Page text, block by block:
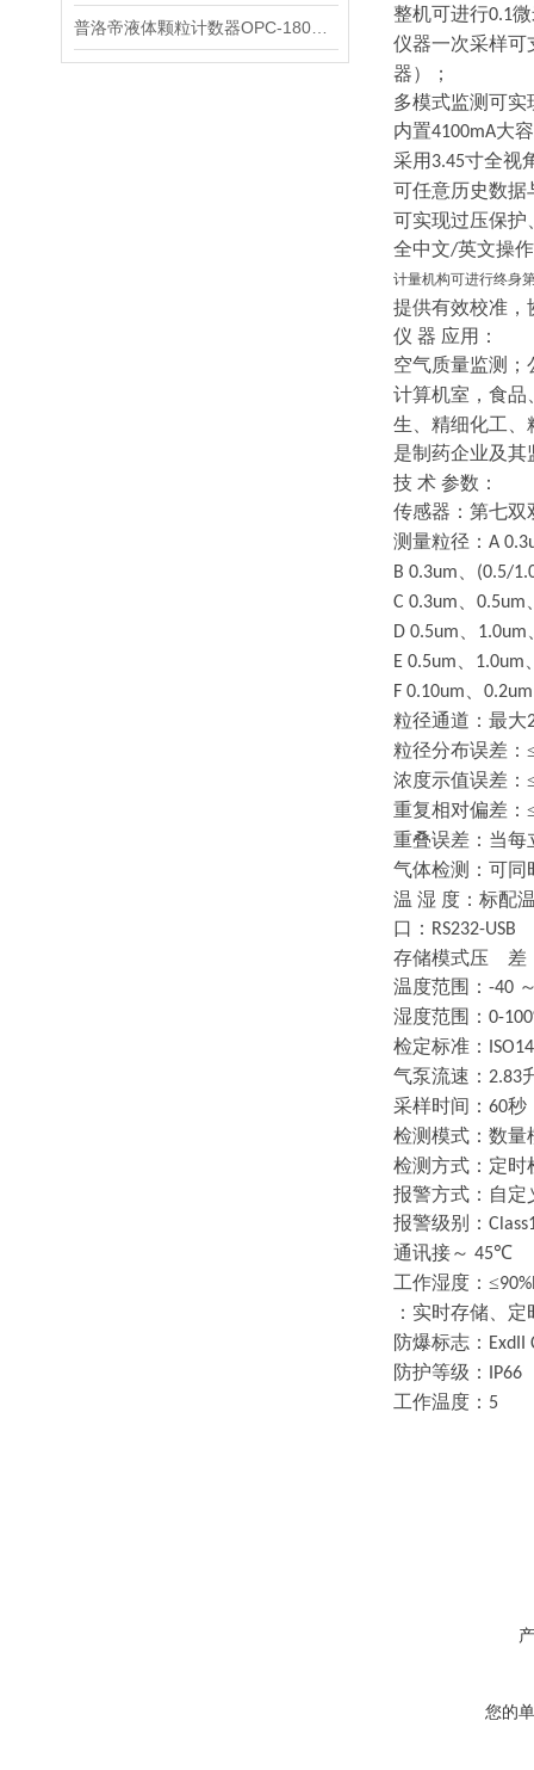
整机可进行0.1
仪器一次采样可
器）；
多模式监测可实
内置4100mA大
采用 3.45寸全视
可任意历史数据
可实现过压保护
全中文/英文操
计量机构可进行终身
提供有效校准，
仪 器 应用：
空气质量监测
计算机室，食品
生、精细化工、
是制药企业及其
技 术 参数：
传感器：第七双
测量粒径： A
B 0.3um
(0.5/
C 0.3um
0.5um
D 0.5um 1.0um
E 0.5um 1.0um
F 0.10um 0.2um
粒径通道：最大
粒径分布误差：
浓度示值误差：
重复相对偏差：
重叠误差：当每
气体检测：可同
温 湿 度：标配
口： RS232-USB
存储模式压
差
温度范围： -40
湿度范围： 0-
检定标准：
气泵流速： 2.83
采样时间： 60秒
检测模式：数量
检测方式：定时
报警方式：自定
报警级别：
通讯接～ 45℃
工作湿度： ≤
：实时存储、
防爆标志： ExdII
防护等级： IP66
工作温度： 5
您的